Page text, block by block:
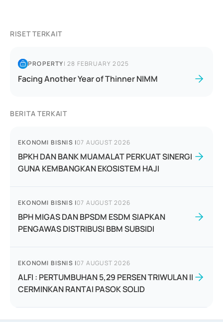
RISET TERKAIT
PROPERTY|28 FEBRUARY 2025
Facing Another Year of Thinner NIMM
BERITA TERKAIT
EKONOMI BISNIS |07 AUGUST 2026
BPKH DAN BANK MUAMALAT PERKUAT SINERGI
GUNA KEMBANGKAN EKOSISTEM HAJI
EKONOMI BISNIS |07 AUGUST 2026
BPH MIGAS DAN BPSDM ESDM SIAPKAN
PENGAWAS DISTRIBUSI BBM SUBSIDI
EKONOMI BISNIS |07 AUGUST 2026
ALFI : PERTUMBUHAN 5,29 PERSEN TRIWULAN II
CERMINKAN RANTAI PASOK SOLID